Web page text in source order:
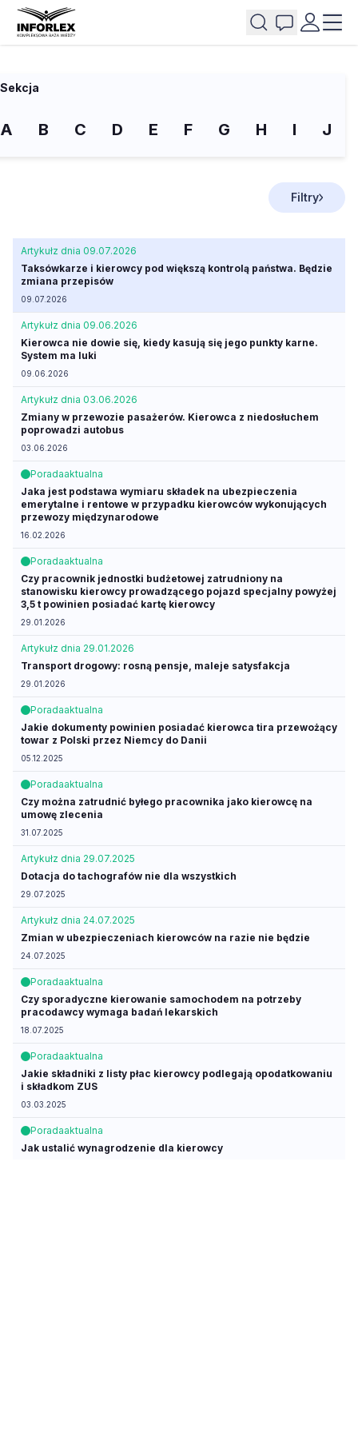
Sekcja
A B C D E F G H I J
Filtry
Artykułz dnia 09.07.2026
Taksówkarze i kierowcy pod większą kontrolą państwa. Będzie
zmiana przepisów
09.07.2026
Artykułz dnia 09.06.2026
Kierowca nie dowie się, kiedy kasują się jego punkty karne.
System ma luki
09.06.2026
Artykułz dnia 03.06.2026
Zmiany w przewozie pasażerów. Kierowca z niedosłuchem
poprowadzi autobus
03.06.2026
Poradaaktualna
Jaka jest podstawa wymiaru składek na ubezpieczenia
emerytalne i rentowe w przypadku kierowców wykonujących
przewozy międzynarodowe
16.02.2026
Poradaaktualna
Czy pracownik jednostki budżetowej zatrudniony na
stanowisku kierowcy prowadzącego pojazd specjalny powyżej
3,5 t powinien posiadać kartę kierowcy
29.01.2026
Artykułz dnia 29.01.2026
Transport drogowy: rosną pensje, maleje satysfakcja
29.01.2026
Poradaaktualna
Jakie dokumenty powinien posiadać kierowca tira przewożący
towar z Polski przez Niemcy do Danii
05.12.2025
Poradaaktualna
Czy można zatrudnić byłego pracownika jako kierowcę na
umowę zlecenia
31.07.2025
Artykułz dnia 29.07.2025
Dotacja do tachografów nie dla wszystkich
29.07.2025
Artykułz dnia 24.07.2025
Zmian w ubezpieczeniach kierowców na razie nie będzie
24.07.2025
Poradaaktualna
Czy sporadyczne kierowanie samochodem na potrzeby
pracodawcy wymaga badań lekarskich
18.07.2025
Poradaaktualna
Jakie składniki z listy płac kierowcy podlegają opodatkowaniu
i składkom ZUS
03.03.2025
Poradaaktualna
Jak ustalić wynagrodzenie dla kierowcy